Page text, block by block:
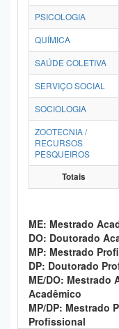
PSICOLOGIA
QUÍMICA
SAÚDE COLETIVA
SERVIÇO SOCIAL
SOCIOLOGIA
ZOOTECNIA /
RECURSOS
PESQUEIROS
Totais
ME: Mestrado
DO: Doutorado
MP: Mestrado
DP: Doutorado
ME/DO: Mestrado
Acadêmico
MP/DP: Mestrado
Profissional